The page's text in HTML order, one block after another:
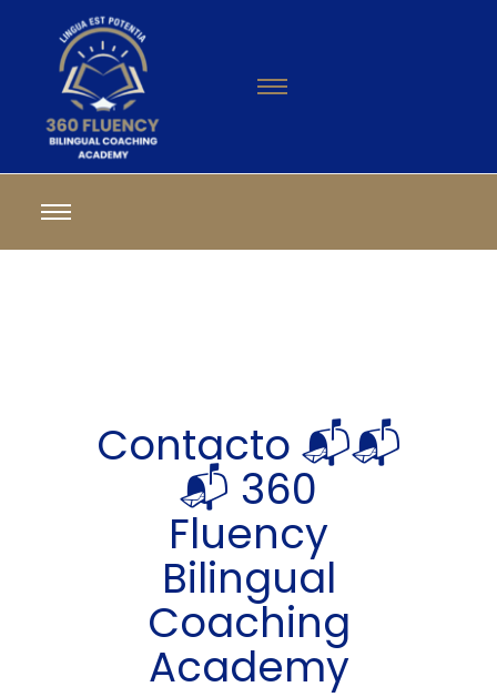
Contacto 📬📬
📬 360
Fluency
Bilingual
Coaching
Academy